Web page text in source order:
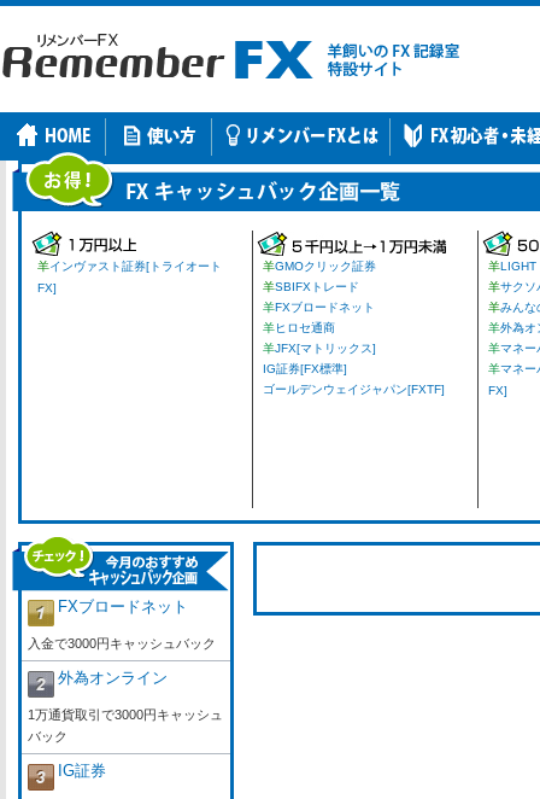
羊インヴァスト証券[トライオート
FX]
羊GMOクリック証券
羊SBIFXトレード
羊FXブロードネット
羊ヒロセ通商
羊JFX[マトリックス]
IG証券[FX標準]
ゴールデンウェイジャパン[FXTF]
羊LIGHT
羊サクソ
羊みんな
羊外為オ
羊マネー
羊マネー
FX]
FXブロードネット
入金で3000円キャッシュバック
外為オンライン
1万通貨取引で3000円キャッシュ
バック
IG証券